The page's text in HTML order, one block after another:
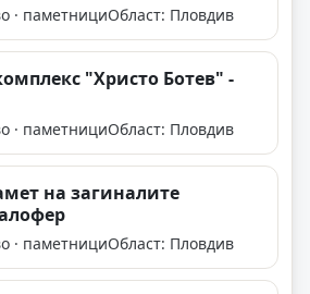
· паметнициОбласт: Пловдив
"Христо Ботев" -
· паметнициОбласт: Пловдив
на загиналите
· паметнициОбласт: Пловдив